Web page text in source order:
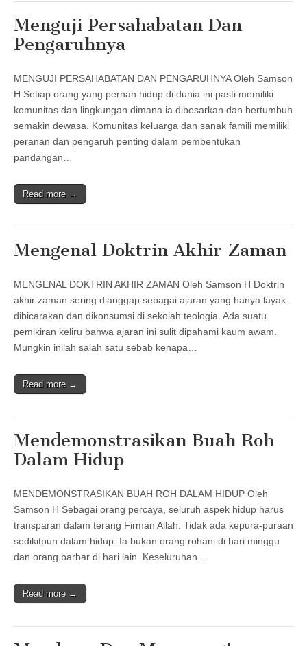
Menguji Persahabatan Dan
Pengaruhnya
MENGUJI PERSAHABATAN DAN PENGARUHNYA Oleh Samson
H Setiap orang yang pernah hidup di dunia ini pasti memiliki
komunitas dan lingkungan dimana ia dibesarkan dan bertumbuh
semakin dewasa. Komunitas keluarga dan sanak famili memiliki
peranan dan pengaruh penting dalam pembentukan
pandangan…
Read more →
Mengenal Doktrin Akhir Zaman
MENGENAL DOKTRIN AKHIR ZAMAN Oleh Samson H Doktrin
akhir zaman sering dianggap sebagai ajaran yang hanya layak
dibicarakan dan dikonsumsi di sekolah teologia. Ada suatu
pemikiran keliru bahwa ajaran ini sulit dipahami kaum awam.
Mungkin inilah salah satu sebab kenapa…
Read more →
Mendemonstrasikan Buah Roh
Dalam Hidup
MENDEMONSTRASIKAN BUAH ROH DALAM HIDUP Oleh
Samson H Sebagai orang percaya, seluruh aspek hidup harus
transparan dalam terang Firman Allah. Tidak ada kepura-puraan
sedikitpun dalam hidup. Ia bukan orang rohani di hari minggu
dan orang barbar di hari lain. Keseluruhan…
Read more →